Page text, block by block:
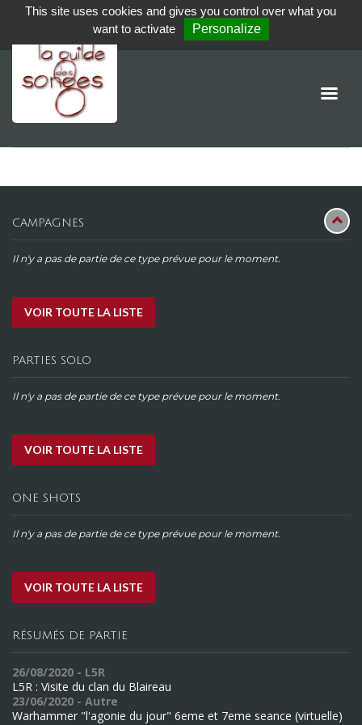
CAMPAGNES
Il n'y a pas de partie de ce type prévue pour le moment.
VOIR TOUTE LA LISTE
PARTIES SOLO
Il n'y a pas de partie de ce type prévue pour le moment.
VOIR TOUTE LA LISTE
ONE SHOTS
Il n'y a pas de partie de ce type prévue pour le moment.
VOIR TOUTE LA LISTE
RÉSUMÉS DE PARTIE
26/08/2020 - L5R
L5R : Visite du clan du Blaireau
23/06/2020 - Autre
Warhammer "l'agonie du jour" 6eme et 7eme seance (virtuelle)
This site uses cookies and gives you control over what you
want to activate
Personalize